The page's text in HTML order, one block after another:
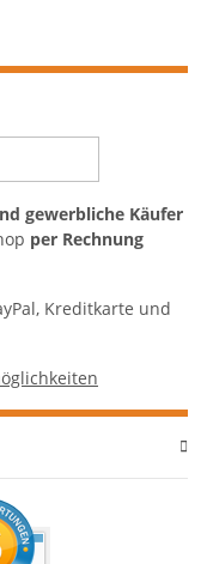
gewerbliche Käufer
per Rechnung
Kreditkarte und